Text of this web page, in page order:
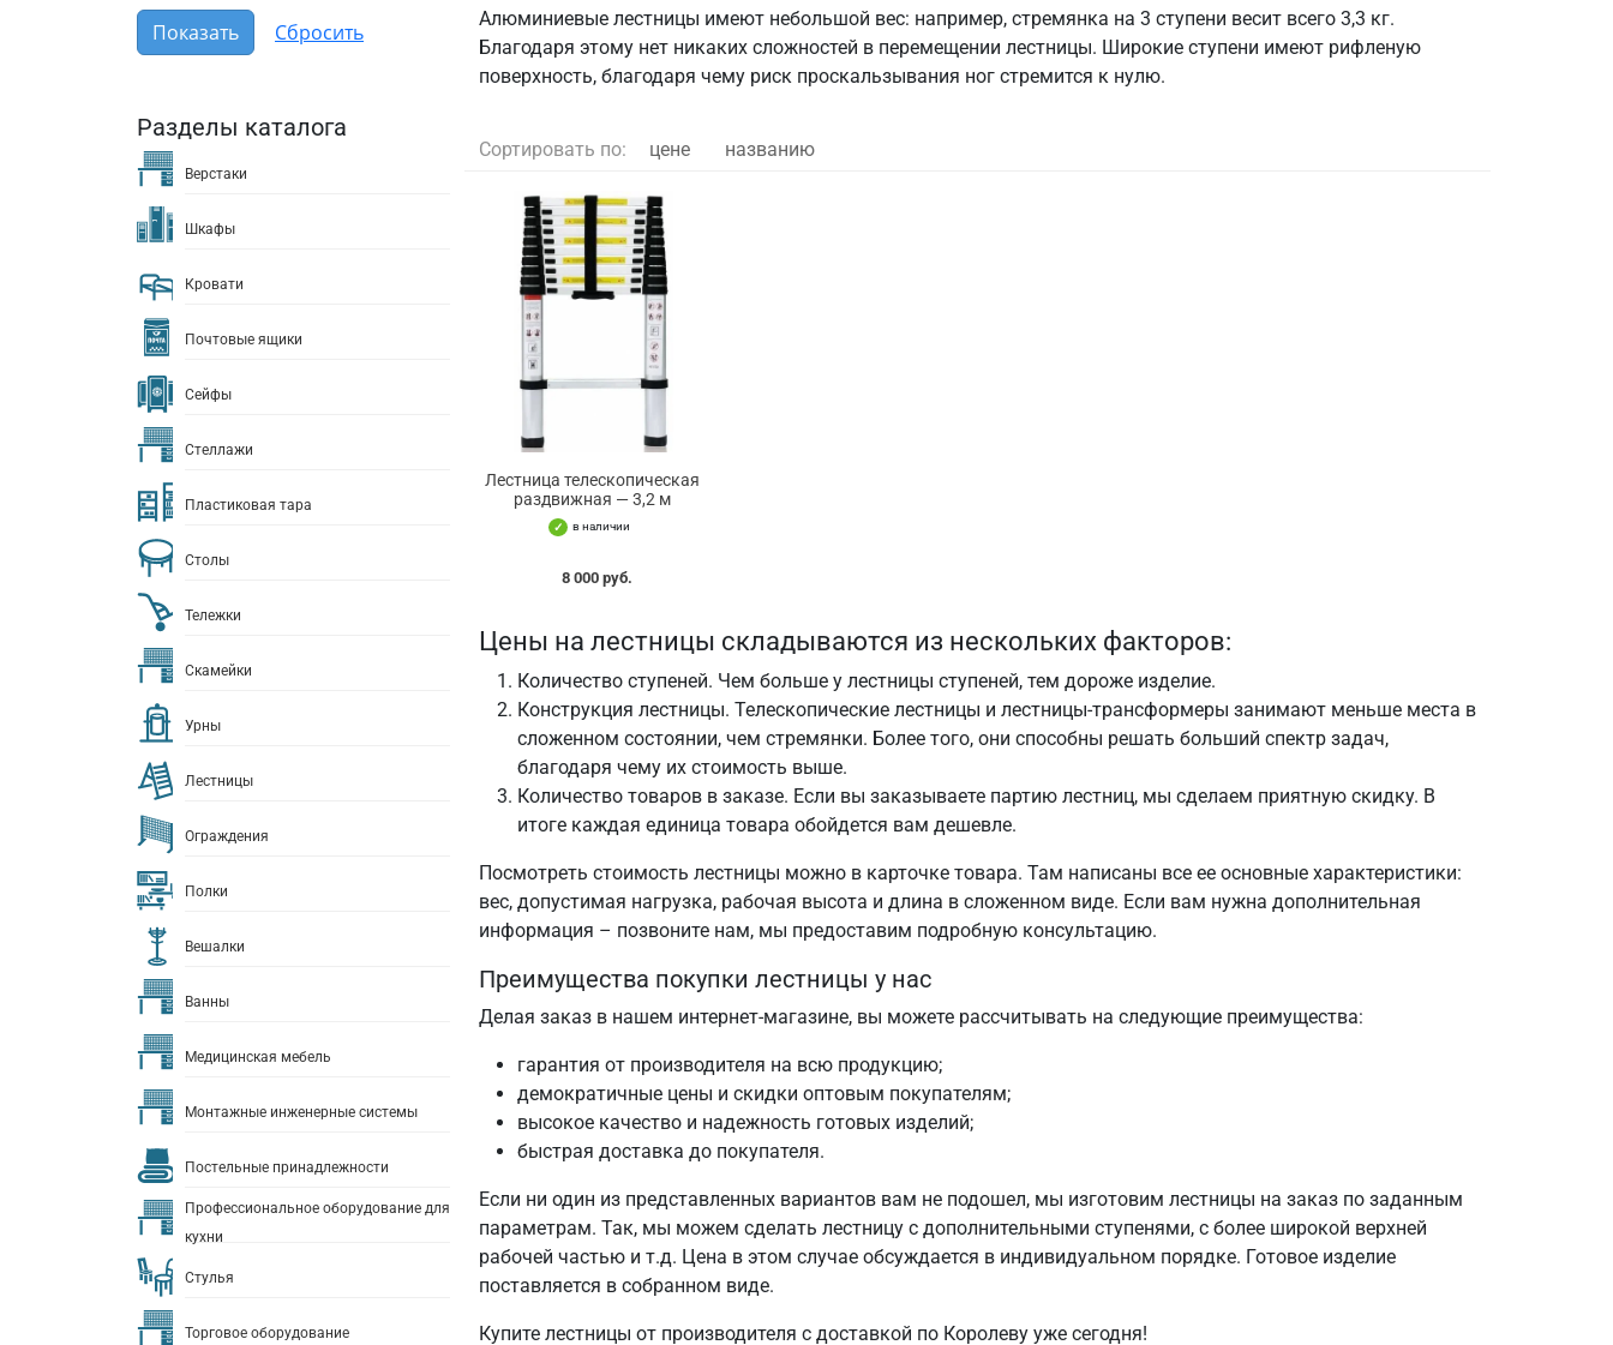
Разделы каталога
Верстаки
Шкафы
Кровати
Почтовые ящики
Сейфы
Стеллажи
Пластиковая тара
Столы
Тележки
Скамейки
Урны
Лестницы
Ограждения
Полки
Вешалки
Ванны
Медицинская мебель
Монтажные инженерные системы
Постельные принадлежности
Профессиональное оборудование для
кухни
Стулья
Торговое оборудование
Алюминиевые лестницы имеют небольшой вес: например, стремянка на 3 ступени весит всего 3,3 кг.
Благодаря этому нет никаких сложностей в перемещении лестницы. Широкие ступени имеют рифленую
поверхность, благодаря чему риск проскальзывания ног стремится к нулю.
Сортировать по: цене названию
Лестница телескопическая
раздвижная — 3,2 м
в наличии
8 000 руб.
Цены на лестницы складываются из нескольких факторов:
Количество ступеней. Чем больше у лестницы ступеней, тем дороже изделие.
Конструкция лестницы. Телескопические лестницы и лестницы-трансформеры занимают меньше места в
сложенном состоянии, чем стремянки. Более того, они способны решать больший спектр задач,
благодаря чему их стоимость выше.
Количество товаров в заказе. Если вы заказываете партию лестниц, мы сделаем приятную скидку. В
итоге каждая единица товара обойдется вам дешевле.
Посмотреть стоимость лестницы можно в карточке товара. Там написаны все ее основные характеристики:
вес, допустимая нагрузка, рабочая высота и длина в сложенном виде. Если вам нужна дополнительная
информация – позвоните нам, мы предоставим подробную консультацию.
Преимущества покупки лестницы у нас
Делая заказ в нашем интернет-магазине, вы можете рассчитывать на следующие преимущества:
гарантия от производителя на всю продукцию;
демократичные цены и скидки оптовым покупателям;
высокое качество и надежность готовых изделий;
быстрая доставка до покупателя.
Если ни один из представленных вариантов вам не подошел, мы изготовим лестницы на заказ по заданным
параметрам. Так, мы можем сделать лестницу с дополнительными ступенями, с более широкой верхней
рабочей частью и т.д. Цена в этом случае обсуждается в индивидуальном порядке. Готовое изделие
поставляется в собранном виде.
Купите лестницы от производителя с доставкой по Королеву уже сегодня!